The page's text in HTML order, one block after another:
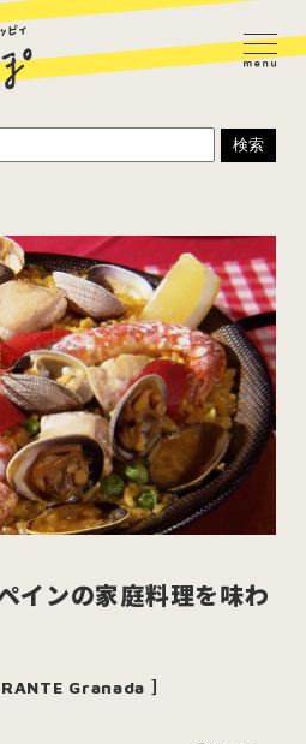
カレー
寿司
ハンバーガー
インの家庭料理を味わ
Granada ］